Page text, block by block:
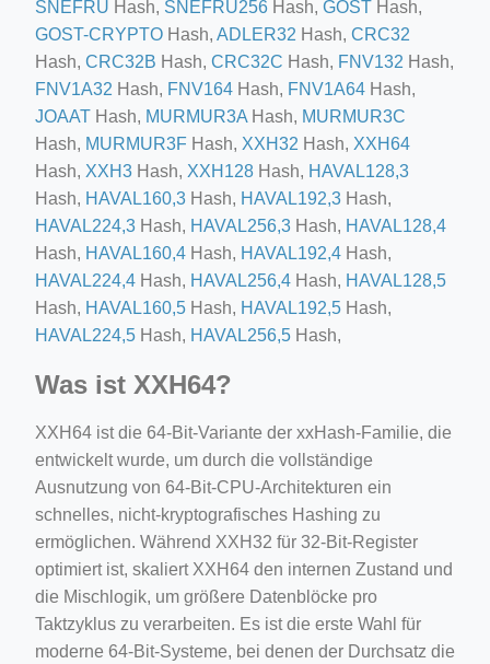
feed-calculator
work?lat=37.49813&lng=127.0284&zoom=16
shredder-plant-equipment/scrap-shredder-fabrication
SNEFRU Hash, SNEFRU256 Hash, GOST Hash,
GOST-CRYPTO Hash, ADLER32 Hash, CRC32
Hash, CRC32B Hash, CRC32C Hash, FNV132 Hash,
FNV1A32 Hash, FNV164 Hash, FNV1A64 Hash,
JOAAT Hash, MURMUR3A Hash, MURMUR3C
Hash, MURMUR3F Hash, XXH32 Hash, XXH64
Hash, XXH3 Hash, XXH128 Hash, HAVAL128,3
Hash, HAVAL160,3 Hash, HAVAL192,3 Hash,
HAVAL224,3 Hash, HAVAL256,3 Hash, HAVAL128,4
Hash, HAVAL160,4 Hash, HAVAL192,4 Hash,
HAVAL224,4 Hash, HAVAL256,4 Hash, HAVAL128,5
Hash, HAVAL160,5 Hash, HAVAL192,5 Hash,
HAVAL224,5 Hash, HAVAL256,5 Hash,
Was ist XXH64?
XXH64 ist die 64-Bit-Variante der xxHash-Familie, die
entwickelt wurde, um durch die vollständige
Ausnutzung von 64-Bit-CPU-Architekturen ein
schnelles, nicht-kryptografisches Hashing zu
ermöglichen. Während XXH32 für 32-Bit-Register
optimiert ist, skaliert XXH64 den internen Zustand und
die Mischlogik, um größere Datenblöcke pro
Taktzyklus zu verarbeiten. Es ist die erste Wahl für
moderne 64-Bit-Systeme, bei denen der Durchsatz die